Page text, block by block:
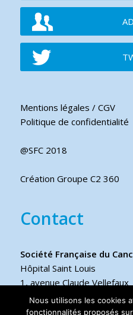
Mentions légales / CGV
Politique de confidentialité
@SFC 2018
Création Groupe C2 360
Contact
Société Française du
Hôpital Saint Louis
1, avenue Claude Vellefaux
75475 Paris cedex 10
Nous utilisons les cookies
fonctionnalités proposés